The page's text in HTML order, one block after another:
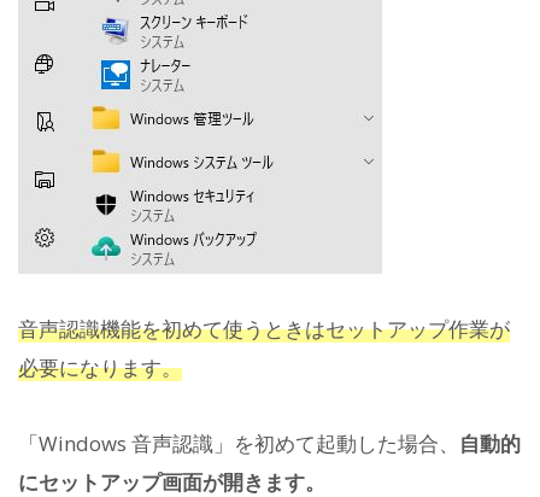
音声認識機能を初めて使うときはセットアップ作業が
必要になります。
「Windows 音声認識」を初めて起動した場合、 自動的
にセットアップ画面が開きます。